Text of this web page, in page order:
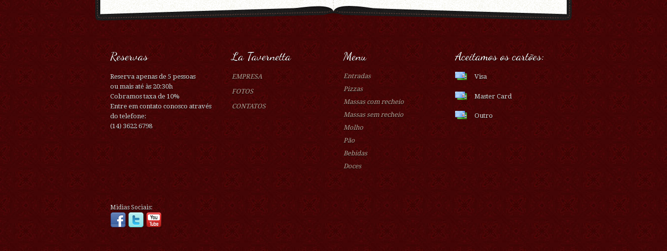
Reservas
Reserva apenas de 5 pessoas
ou mais até às 20:30h
Cobramos taxa de 10%
Entre em contato conosco através
do telefone:
(14) 3622 6798
La Tavernetta
EMPRESA
FOTOS
CONTATOS
Menu
Entradas
Pizzas
Massas com recheio
Massas sem recheio
Molho
Pão
Bebidas
Doces
Aceitamos os cartões:
Visa
Master Card
Outro
Midias Sociais: